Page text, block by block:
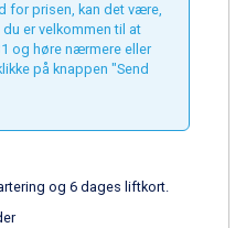
for prisen, kan det være,
er velkommen til at
og høre nærmere eller
på knappen "Send
og 6 dages liftkort.